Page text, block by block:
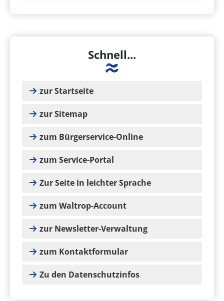
Schnell...
zur Startseite
zur Sitemap
zum Bürgerservice-Online
zum Service-Portal
Zur Seite in leichter Sprache
zum Waltrop-Account
zur Newsletter-Verwaltung
zum Kontaktformular
Zu den Datenschutzinfos